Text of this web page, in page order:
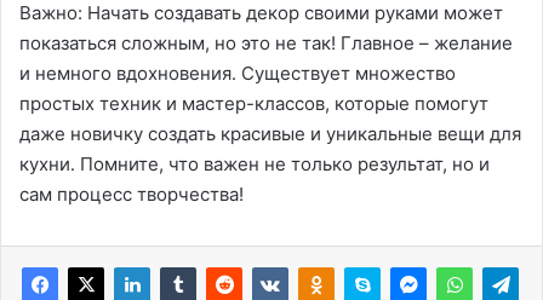
Важно: Начать создавать декор своими руками может
показаться сложным, но это не так! Главное – желание
и немного вдохновения․ Существует множество
простых техник и мастер-классов, которые помогут
даже новичку создать красивые и уникальные вещи для
кухни․ Помните, что важен не только результат, но и
сам процесс творчества!